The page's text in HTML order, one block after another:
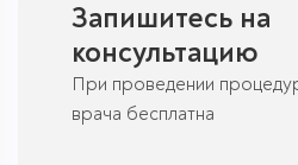
Запишитесь на
консультацию
При проведении
врача бесплатна